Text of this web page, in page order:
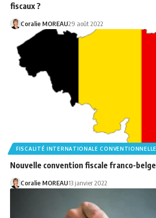
fiscaux ?
Coralie MOREAU29 août 2022
FISCALITÉ INTERNATIONALE CONVENTIONNELLE
Nouvelle convention fiscale franco-belge
Coralie MOREAU13 janvier 2022